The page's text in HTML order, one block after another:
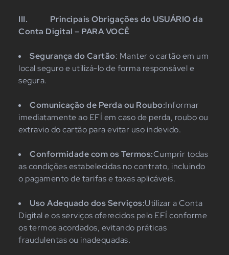
III.
Principais Obrigações do USUÁRIO da
Conta Digital – PARA VOCÊ
Segurança do Cartão: Manter o cartão em um
local seguro e utilizá-lo de forma responsável e
segura.
Comunicação de Perda ou Roubo:Informar
imediatamente ao EFÍ em caso de perda, roubo ou
extravio do cartão para evitar uso indevido.
Conformidade com os Termos:Cumprir todas
as condições estabelecidas no contrato, incluindo
o pagamento de tarifas e taxas aplicáveis.
Uso Adequado dos Serviços:Utilizar a Conta
Digital e os serviços oferecidos pelo EFÍ conforme
os termos acordados, evitando práticas
fraudulentas ou inadequadas.